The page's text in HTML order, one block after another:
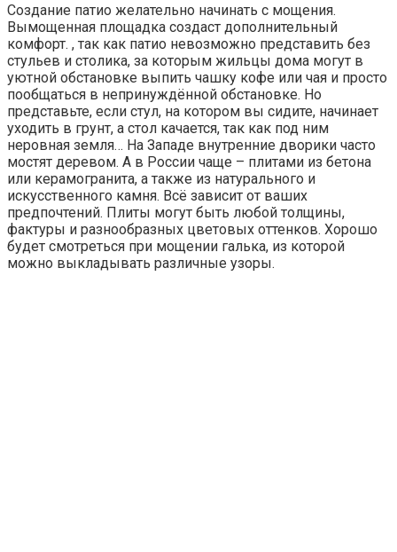
Создание патио желательно начинать с мощения.
Вымощенная площадка создаст дополнительный
комфорт. , так как патио невозможно представить без
стульев и столика, за которым жильцы дома могут в
уютной обстановке выпить чашку кофе или чая и просто
пообщаться в непринуждённой обстановке. Но
представьте, если стул, на котором вы сидите, начинает
уходить в грунт, а стол качается, так как под ним
неровная земля… На Западе внутренние дворики часто
мостят деревом. А в России чаще – плитами из бетона
или керамогранита, а также из натурального и
искусственного камня. Всё зависит от ваших
предпочтений. Плиты могут быть любой толщины,
фактуры и разнообразных цветовых оттенков. Хорошо
будет смотреться при мощении галька, из которой
можно выкладывать различные узоры.